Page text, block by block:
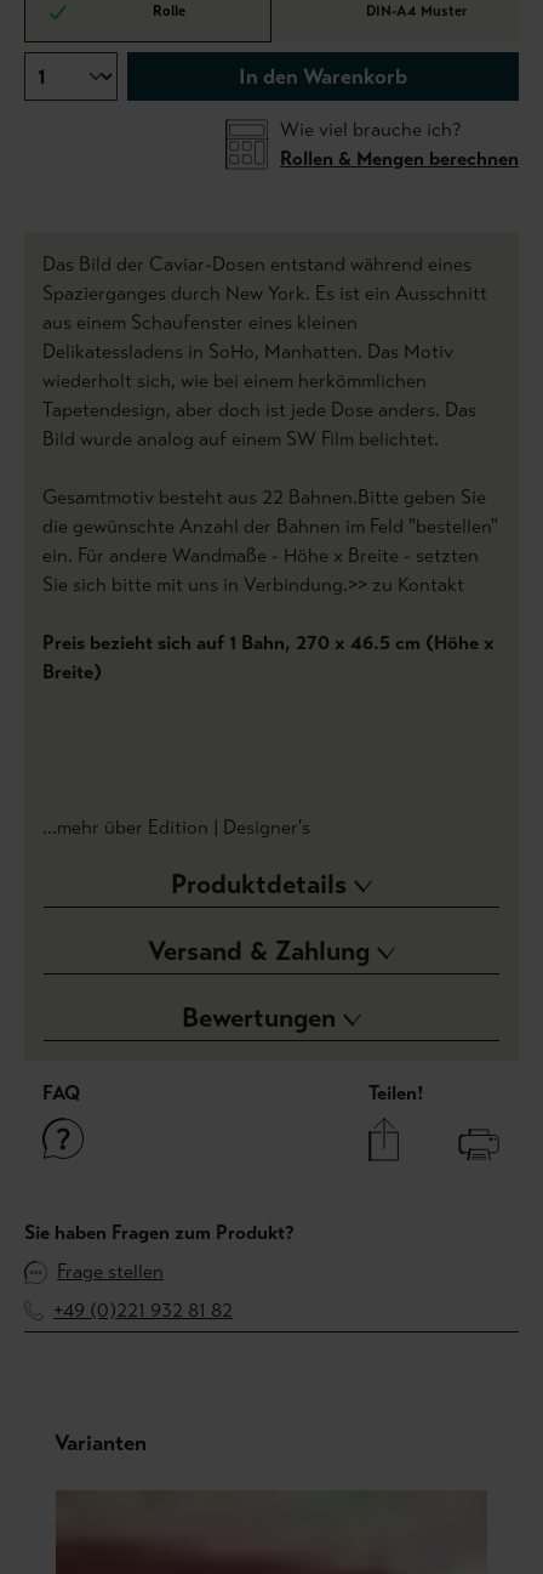
Rolle DIN-A4 Muster
In den Warenkorb
Wie viel brauche ich?
Rollen & Mengen berechnen
Das Bild der Caviar-Dosen entstand während eines
Spazierganges durch New York. Es ist ein Ausschnitt
aus einem Schaufenster eines kleinen
Delikatessladens in SoHo, Manhatten. Das Motiv
wiederholt sich, wie bei einem herkömmlichen
Tapetendesign, aber doch ist jede Dose anders. Das
Bild wurde analog auf einem SW Film belichtet.
Gesamtmotiv besteht aus 22 Bahnen.Bitte geben Sie
die gewünschte Anzahl der Bahnen im Feld "bestellen"
ein. Für andere Wandmaße - Höhe x Breite - setzten
Sie sich bitte mit uns in Verbindung.>> zu Kontakt
Preis bezieht sich auf 1 Bahn, 270 x 46.5 cm (Höhe x
Breite)
...mehr über Edition | Designer's
Produktdetails
Versand & Zahlung
Bewertungen
FAQ Teilen!
Sie haben Fragen zum Produkt?
Frage stellen
+49 (0)221 932 81 82
Produktgalerie überspringen
Varianten